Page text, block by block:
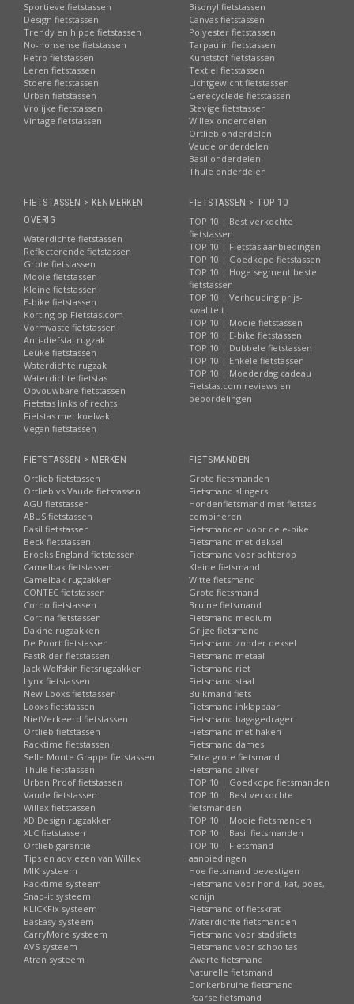
Sportieve fietstassen
Design fietstassen
Trendy en hippe fietstassen
No-nonsense fietstassen
Retro fietstassen
Leren fietstassen
Stoere fietstassen
Urban fietstassen
Vrolijke fietstassen
Vintage fietstassen
Bisonyl fietstassen
Canvas fietstassen
Polyester fietstassen
Tarpaulin fietstassen
Kunststof fietstassen
Textiel fietstassen
Lichtgewicht fietstassen
Gerecyclede fietstassen
Stevige fietstassen
Willex onderdelen
Ortlieb onderdelen
Vaude onderdelen
Basil onderdelen
Thule onderdelen
FIETSTASSEN > KENMERKEN
OVERIG
Waterdichte fietstassen
Reflecterende fietstassen
Grote fietstassen
Mooie fietstassen
Kleine fietstassen
E-bike fietstassen
Korting op Fietstas.com
Vormvaste fietstassen
Anti-diefstal rugzak
Leuke fietstassen
Waterdichte rugzak
Waterdichte fietstas
Opvouwbare fietstassen
Fietstas links of rechts
Fietstas met koelvak
Vegan fietstassen
FIETSTASSEN > TOP 10
TOP 10 | Best verkochte
fietstassen
TOP 10 | Fietstas aanbiedingen
TOP 10 | Goedkope fietstassen
TOP 10 | Hoge segment beste
fietstassen
TOP 10 | Verhouding prijs-
kwaliteit
TOP 10 | Mooie fietstassen
TOP 10 | E-bike fietstassen
TOP 10 | Dubbele fietstassen
TOP 10 | Enkele fietstassen
TOP 10 | Moederdag cadeau
Fietstas.com reviews en
beoordelingen
FIETSTASSEN > MERKEN
Ortlieb fietstassen
Ortlieb vs Vaude fietstassen
AGU fietstassen
ABUS fietstassen
Basil fietstassen
Beck fietstassen
Brooks England fietstassen
Camelbak fietstassen
Camelbak rugzakken
CONTEC fietstassen
Cordo fietstassen
Cortina fietstassen
Dakine rugzakken
De Poort fietstassen
FastRider fietstassen
Jack Wolfskin fietsrugzakken
Lynx fietstassen
New Looxs fietstassen
Looxs fietstassen
NietVerkeerd fietstassen
Ortlieb fietstassen
Racktime fietstassen
Selle Monte Grappa fietstassen
Thule fietstassen
Urban Proof fietstassen
Vaude fietstassen
Willex fietstassen
XD Design rugzakken
XLC fietstassen
Ortlieb garantie
Tips en adviezen van Willex
MIK systeem
Racktime systeem
Snap-it systeem
KLICKFix systeem
BasEasy systeem
CarryMore systeem
AVS systeem
Atran systeem
FIETSMANDEN
Grote fietsmanden
Fietsmand slingers
Hondenfietsmand met fietstas
combineren
Fietsmanden voor de e-bike
Fietsmand met deksel
Fietsmand voor achterop
Kleine fietsmand
Witte fietsmand
Grote fietsmand
Bruine fietsmand
Fietsmand medium
Grijze fietsmand
Fietsmand zonder deksel
Fietsmand metaal
Fietsmand riet
Fietsmand staal
Buikmand fiets
Fietsmand inklapbaar
Fietsmand bagagedrager
Fietsmand met haken
Fietsmand dames
Extra grote fietsmand
Fietsmand zilver
TOP 10 | Goedkope fietsmanden
TOP 10 | Best verkochte
fietsmanden
TOP 10 | Mooie fietsmanden
TOP 10 | Basil fietsmanden
TOP 10 | Fietsmand
aanbiedingen
Hoe fietsmand bevestigen
Fietsmand voor hond, kat, poes,
konijn
Fietsmand of fietskrat
Waterdichte fietsmanden
Fietsmand voor stadsfiets
Fietsmand voor schooltas
Zwarte fietsmand
Naturelle fietsmand
Donkerbruine fietsmand
Paarse fietsmand